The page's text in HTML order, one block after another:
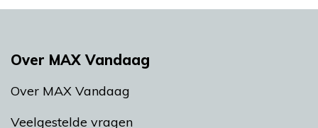
Over MAX Vandaag
Over MAX Vandaag
Veelgestelde vragen